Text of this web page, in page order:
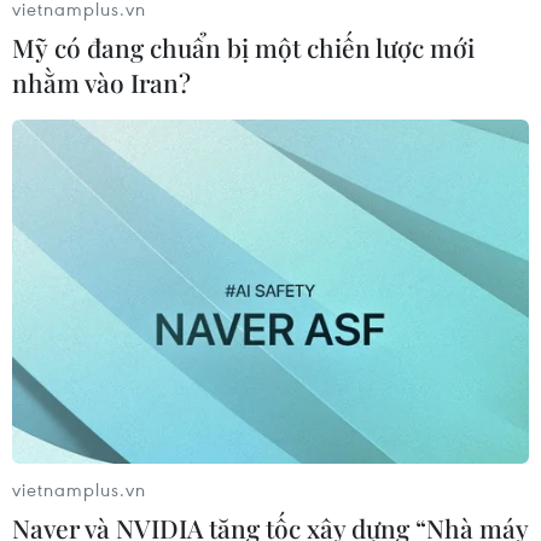
đạo Agni-4, tầm bắn 4.000 km
06/08/2026 23:17
Hàn Quốc tái khẳng định mục tiêu
chung sống hòa bình với Triều Tiên
06/08/2026 15:33
Lở đất tại Philippines khiến ít nhất 4
người thiệt mạng
06/08/2026 15:06
Trung Quốc thử nghiệm tuyến tàu
vietnamplus.vn
Mỹ có đang chuẩn bị một chiến lược mới
nhằm vào Iran?
vietnamplus.vn
Naver và NVIDIA tăng tốc xây dựng “Nhà máy